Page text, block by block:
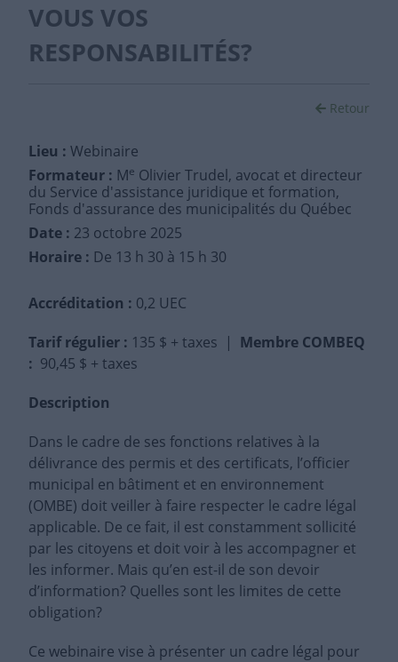
VOUS VOS
RESPONSABILITÉS?
Retour
Lieu : Webinaire
Formateur : Me Olivier Trudel, avocat et directeur
du Service d'assistance juridique et formation,
Fonds d'assurance des municipalités du Québec
Date : 23 octobre 2025
Horaire : De 13 h 30 à 15 h 30
Accréditation : 0,2 UEC
Tarif régulier : 135 $ + taxes | Membre COMBEQ
: 90,45 $ + taxes
Description
Dans le cadre de ses fonctions relatives à la
délivrance des permis et des certificats, l’officier
municipal en bâtiment et en environnement
(OMBE) doit veiller à faire respecter le cadre légal
applicable. De ce fait, il est constamment sollicité
par les citoyens et doit voir à les accompagner et
les informer. Mais qu’en est-il de son devoir
d’information? Quelles sont les limites de cette
obligation?
Ce webinaire vise à présenter un cadre légal pour